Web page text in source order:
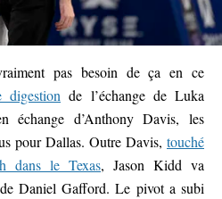
pas besoin de ça en ce
digestion de l’échange de Luka
échange d’Anthony Davis, les
pour Dallas. Outre Davis, touché
dans le Texas, Jason Kidd va
Daniel Gafford. Le pivot a subi